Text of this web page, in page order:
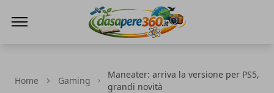
Home Gaming
Maneater: arriva la versione per PS5,
grandi novità